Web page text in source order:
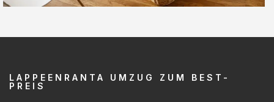
LAPPEENRANTA UMZUG ZUM BEST-
PREIS